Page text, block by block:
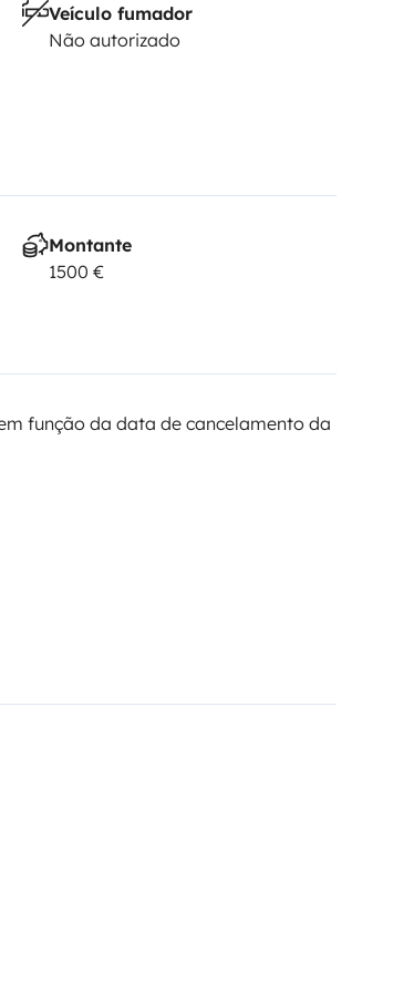
Veículo fumador
Não autorizado
Montante
1500 €
função da data de cancelamento da